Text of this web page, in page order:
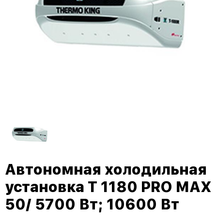
Автономная холодильная
установка T 1180 PRO MAX
50/ 5700 Вт; 10600 Вт